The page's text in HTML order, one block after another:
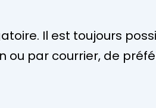
Il est toujours
ou par courrier, de